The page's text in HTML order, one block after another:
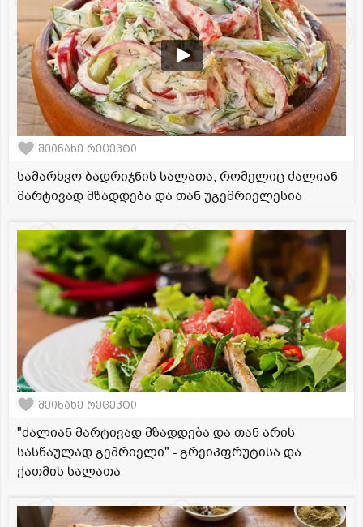
შეინახე რეცეპტი
სამარხვო ბადრიჯნის სალათა, რომელიც ძალიან
მარტივად მზადდება და თან უგემრიელესია
შეინახე რეცეპტი
"ძალიან მარტივად მზადდება და თან არის
სასწაულად გემრიელი" - გრეიპფრუტისა და
ქათმის სალათა